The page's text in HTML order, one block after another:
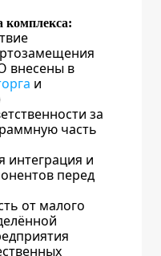
внесены в
и
за
часть
интеграция и
перед
от малого